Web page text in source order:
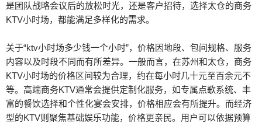
是团队战略会议后的放松时光，还是客户招待，选择太仓的商务
KTV小时场，都能满足多样化的需求。
关于“ktv小时场多少钱一个小时”，价格因地段、包间规格、服务
内容以及时段不同而有所差异。一般而言，在苏州和太仓，商务
KTV小时场的价格区间较为合理，约在每小时几十元至百余元不
等。高端商务KTV通常会提供定制化服务，如专属点歌系统、丰
富的餐饮选择和个性化宴会安排，价格相应会有所提升。而经济
型的KTV则聚焦基础娱乐功能，价格更亲民。用户可以依据预算